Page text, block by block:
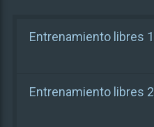
Entrenamiento libres 1
Entrenamiento libres 2